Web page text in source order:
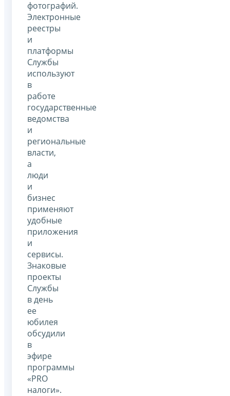
фотографий.
Электронные
реестры
и
платформы
Службы
используют
в
работе
государственные
ведомства
и
региональные
власти,
а
люди
и
бизнес
применяют
удобные
приложения
и
сервисы.
Знаковые
проекты
Службы
в день
ее
юбилея
обсудили
в
эфире
программы
«PRO
налоги».